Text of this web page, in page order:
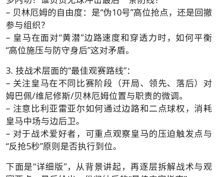
– 贝林厄姆的自由度：是“伪10号”高位抢点，还是回撤
参与组织？
– 皇马在面对“黄潜”边路速度和穿透力时，如何平衡
“高位施压与防守身后”这对矛盾。
3. 技战术层面的“最佳观赛路线”：
– 关注皇马在不同比赛阶段（开局、领先、落后）对
姆巴佩/维尼修斯/贝林厄姆位置与职责的微调。
– 注意比利亚雷亚尔如何通过边路和二点球权，消耗
皇马中场与边后卫。
– 对于战术爱好者，可重点观察皇马的压迫触发点与
“反抢5秒”原则是否执行到位。
下面是“详细版”，从背景讲起，再逐层拆解战术与观